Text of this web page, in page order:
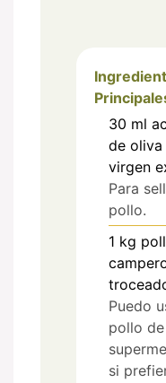
30 ml
de oliva
virgen
Para
pollo.
1 kg
Puedo
pollo de
si